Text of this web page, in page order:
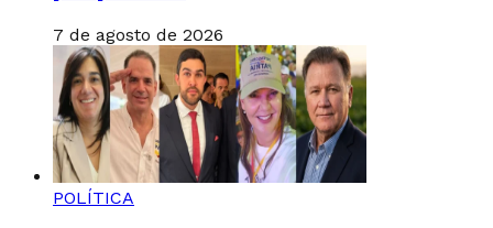
7 de agosto de 2026
POLÍTICA